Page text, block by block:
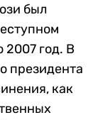
был
2007 год. В
президента
как